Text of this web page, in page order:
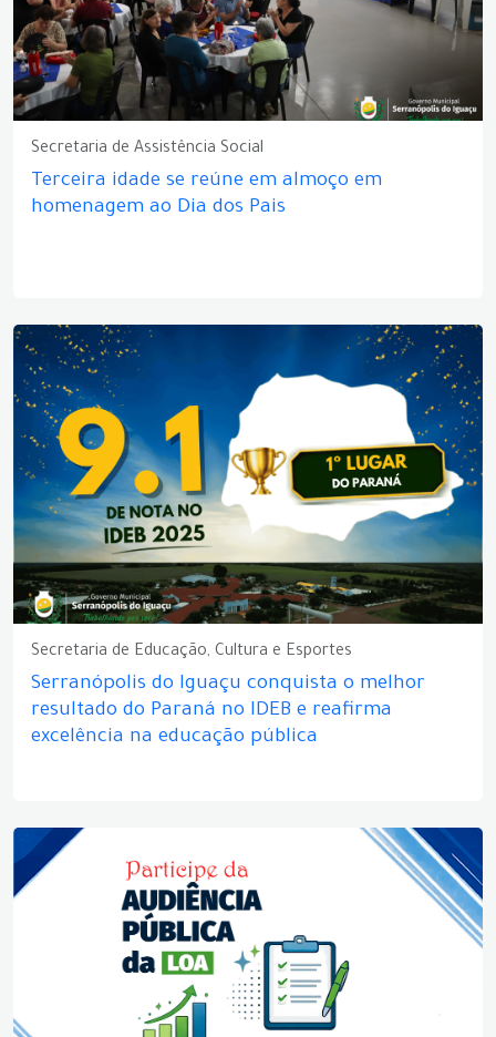
Secretaria de Assistência Social
Terceira idade se reúne em almoço em
homenagem ao Dia dos Pais
Secretaria de Educação, Cultura e Esportes
Serranópolis do Iguaçu conquista o melhor
resultado do Paraná no IDEB e reafirma
excelência na educação pública